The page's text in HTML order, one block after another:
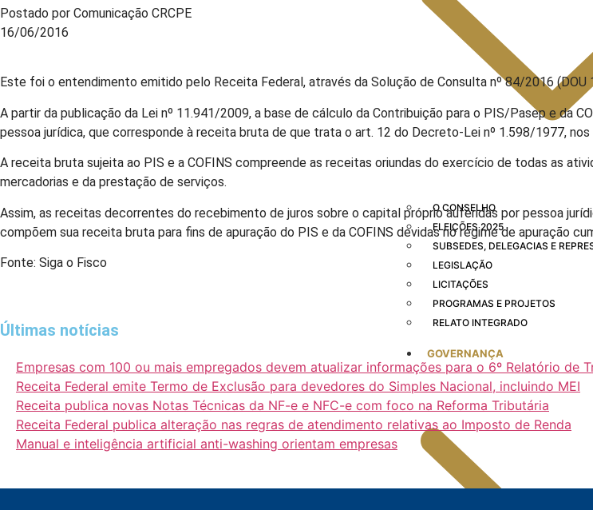
O CONSELHO
ELEIÇÕES 2025
SUBSEDES, DELEGACIAS E
LEGISLAÇÃO
LICITAÇÕES
PROGRAMAS E PROJETOS
RELATO INTEGRADO
GOVERNANÇA
Postado por Comunicação CRCPE
16/06/2016
Este foi o entendimento emitido pelo Receita Federal, através da Solução de Consulta nº 84/2016 (DOU
A partir da publicação da Lei nº 11.941/2009, a base de cálculo da Contribuição para o PIS/Pasep e da
pessoa jurídica, que corresponde à receita bruta de que trata o art. 12 do Decreto-Lei nº 1.598/1977,
A receita bruta sujeita ao PIS e a COFINS compreende as receitas oriundas do exercício de todas as
mercadorias e da prestação de serviços.
Assim, as receitas decorrentes do recebimento de juros sobre o capital próprio auferidas por pessoa
compõem sua receita bruta para fins de apuração do PIS e da COFINS devidas no regime de apuração
Fonte: Siga o Fisco
Últimas notícias
Empresas com 100 ou mais empregados devem atualizar informações para o 6º Relatório de
Receita Federal emite Termo de Exclusão para devedores do Simples Nacional, incluindo MEI
Receita publica novas Notas Técnicas da NF-e e NFC-e com foco na Reforma Tributária
Receita Federal publica alteração nas regras de atendimento relativas ao Imposto de Renda
Manual e inteligência artificial anti-washing orientam empresas